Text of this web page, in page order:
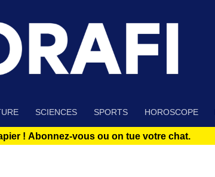
SCIENCES SPORTS HOROSCOPE
! Abonnez-vous ou on tue votre chat.